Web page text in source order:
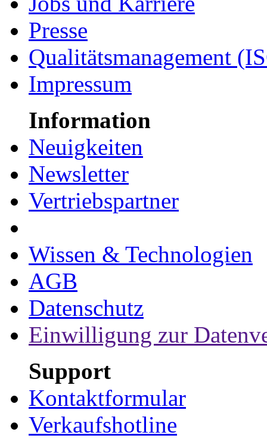
Presse
Qualitätsmanagement
Impressum
Information
Neuigkeiten
Newsletter
Vertriebspartner
Wissen & Technologien
AGB
Datenschutz
Einwilligung zur
Support
Kontaktformular
Verkaufshotline